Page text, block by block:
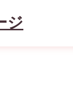
ジ